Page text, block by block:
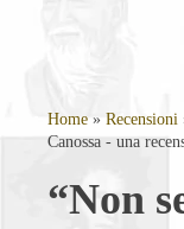
Home » Recensioni
Canossa - una
“Non